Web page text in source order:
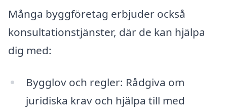
Många byggföretag erbjuder också
konsultationstjänster, där de kan hjälpa
dig med:
Bygglov och regler: Rådgiva om
juridiska krav och hjälpa till med